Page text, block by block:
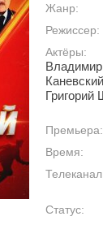
Жанр:
Режиссер:
Актёры:
Григорий
Премьера:
Время:
Статус: